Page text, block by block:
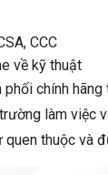
CCC
về kỹ thuật
chính
làm việc
thuộc và